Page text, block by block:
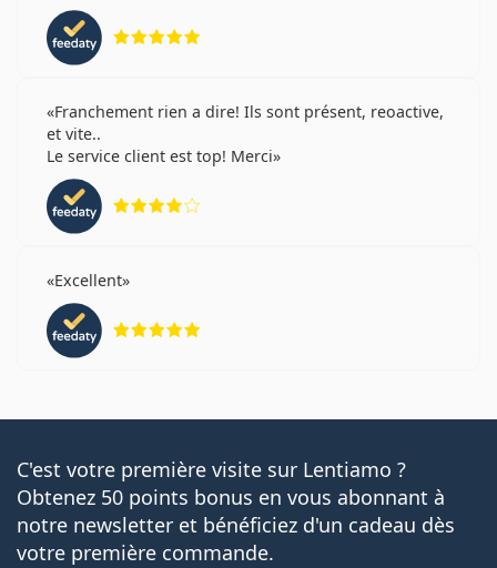
Franchement rien a dire! Ils sont présent, reoactive,
et vite..
Le service client est top! Merci
Excellent
C'est votre première visite sur Lentiamo ?
Obtenez 50 points bonus en vous abonnant à
notre newsletter et bénéficiez d'un cadeau dès
votre première commande.